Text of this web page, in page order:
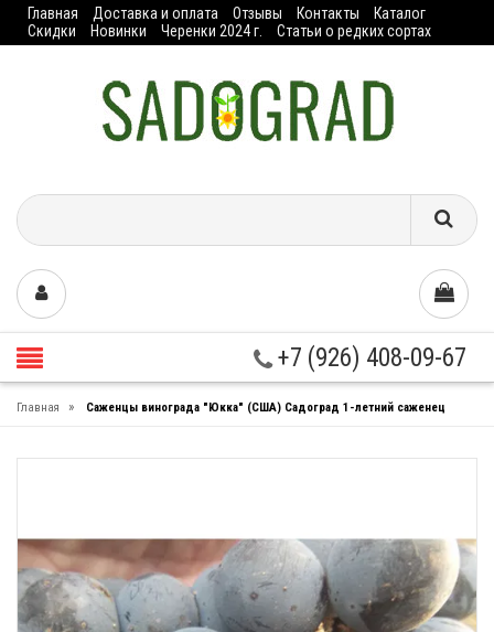
Главная Доставка и оплата Отзывы Контакты
Каталог
Скидки
Новинки Черенки 2024 г. Статьи о редких сортах
+7 (926) 408-09-67
Главная » Саженцы винограда "Юкка" (США) Садоград 1-летний саженец